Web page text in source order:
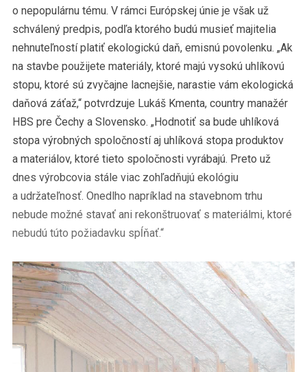
o nepopulárnu tému. V rámci Európskej únie je však už
schválený predpis, podľa ktorého budú musieť majitelia
nehnuteľností platiť ekologickú daň, emisnú povolenku. „Ak
na stavbe použijete materiály, ktoré majú vysokú uhlíkovú
stopu, ktoré sú zvyčajne lacnejšie, narastie vám ekologická
daňová záťaž,“ potvrdzuje Lukáš Kmenta, country manažér
HBS pre Čechy a Slovensko. „Hodnotiť sa bude uhlíková
stopa výrobných spoločností aj uhlíková stopa produktov
a materiálov, ktoré tieto spoločnosti vyrábajú. Preto už
dnes výrobcovia stále viac zohľadňujú ekológiu
a udržateľnosť. Onedlho napríklad na stavebnom trhu
nebude možné stavať ani rekonštruovať s materiálmi, ktoré
nebudú túto požiadavku spĺňať.“